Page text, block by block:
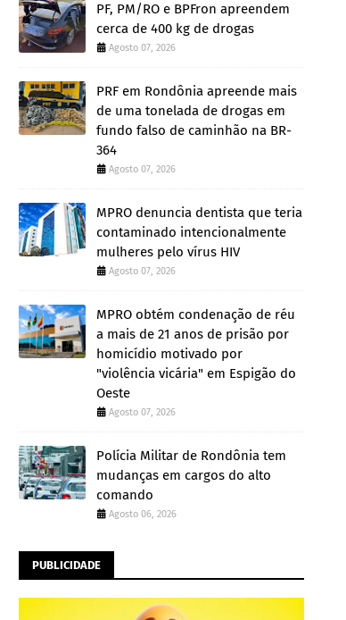
PF, PM/RO e BPFron apreendem
cerca de 400 kg de drogas
Agosto 07, 2026
PRF em Rondônia apreende mais
de uma tonelada de drogas em
fundo falso de caminhão na BR-
364
Agosto 07, 2026
MPRO denuncia dentista que teria
contaminado intencionalmente
mulheres pelo vírus HIV
Agosto 07, 2026
MPRO obtém condenação de réu
a mais de 21 anos de prisão por
homicídio motivado por
"violência vicária" em Espigão do
Oeste
Agosto 07, 2026
Polícia Militar de Rondônia tem
mudanças em cargos do alto
comando
Agosto 06, 2026
PUBLICIDADE